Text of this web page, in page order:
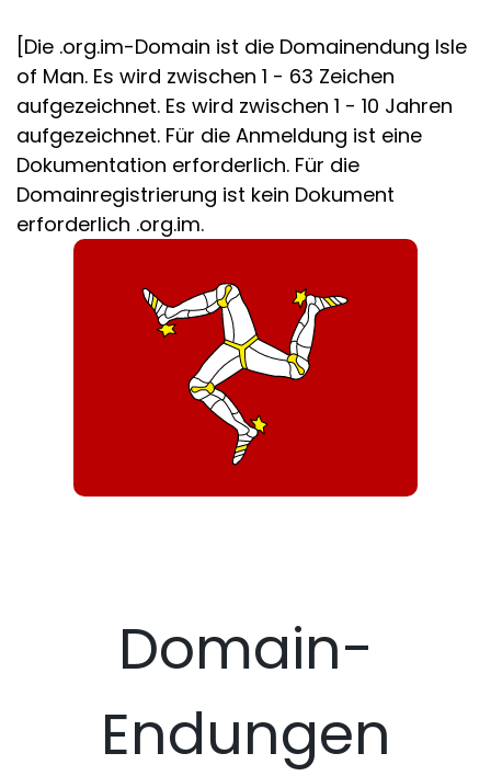
[Die .org.im-Domain ist die Domainendung Isle
of Man. Es wird zwischen 1 - 63 Zeichen
aufgezeichnet. Es wird zwischen 1 - 10 Jahren
aufgezeichnet. Für die Anmeldung ist eine
Dokumentation erforderlich. Für die
Domainregistrierung ist kein Dokument
erforderlich .org.im.
Domain-
Endungen